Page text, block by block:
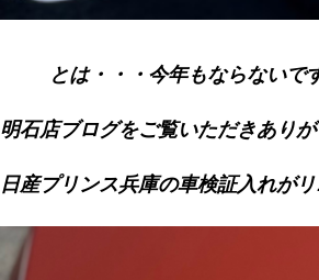
とは・・・今年もならないで
明石店ブログをご覧いただきあり
日産プリンス兵庫の車検証入れが